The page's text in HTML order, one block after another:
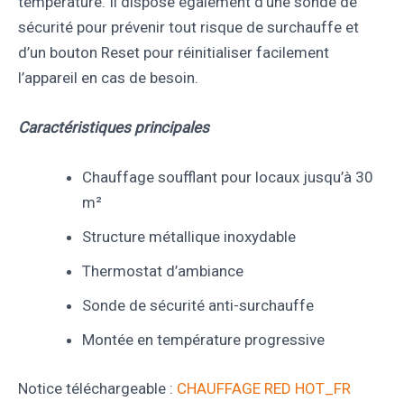
sécurité pour prévenir tout risque de surchauffe et
d’un bouton Reset pour réinitialiser facilement
l’appareil en cas de besoin.
Caractéristiques principales
Chauffage soufflant pour locaux jusqu’à 30
m²
Structure métallique inoxydable
Thermostat d’ambiance
Sonde de sécurité anti-surchauffe
Montée en température progressive
Notice téléchargeable : CHAUFFAGE RED HOT_FR